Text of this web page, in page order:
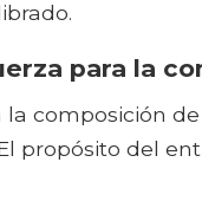
para la
la composición
propósito del